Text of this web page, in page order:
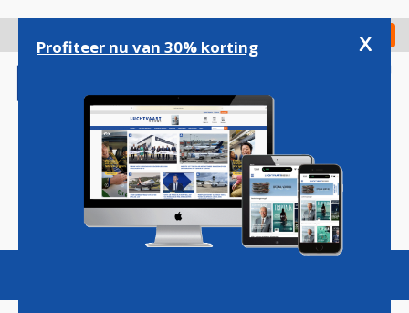
gaan
Check in
Magazine Podcasts Vacatures
Profiteer nu van 30% korting x